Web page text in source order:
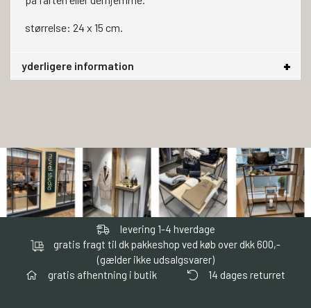
størrelse: 24 x 15 cm.
yderligere information
levering 1-4 hverdage
gratis fragt til dk pakkeshop ved køb over dkk 600,-
(gælder ikke udsalgsvarer)
gratis afhentning i butik
14 dages returret